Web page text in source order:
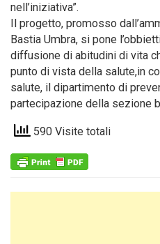
nell’iniziativa”.
Il progetto, promosso
Bastia Umbra, si pone
diffusione di abitudini di vita
punto di vista della salute,in
salute, il dipartimento di
partecipazione della sezione
590 Visite totali